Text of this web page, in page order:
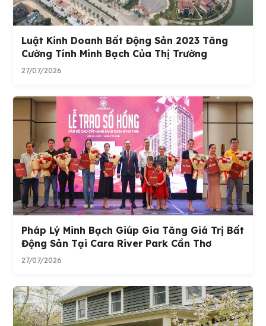
Luật Kinh Doanh Bất Động Sản 2023 Tăng
Cường Tính Minh Bạch Của Thị Trường
27/07/2026
Pháp Lý Minh Bạch Giúp Gia Tăng Giá Trị Bất
Động Sản Tại Cara River Park Cần Thơ
27/07/2026